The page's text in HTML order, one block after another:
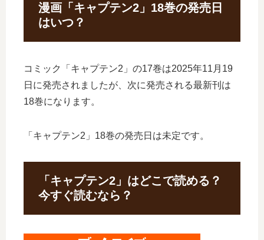
漫画「キャプテン2」18巻の発売日
はいつ？
コミック「キャプテン2」の17巻は2025年11月19
日に発売されましたが、次に発売される最新刊は
18巻になります。
「キャプテン2」18巻の発売日は未定です。
「キャプテン2」はどこで読める？
今すぐ読むなら？